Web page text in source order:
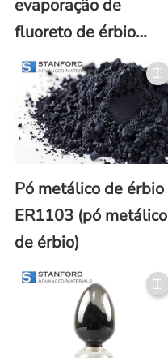
evaporação de
fluoreto de érbio
(ErF3)
Pó metálico de érbio
ER1103 (pó metálico
de érbio)